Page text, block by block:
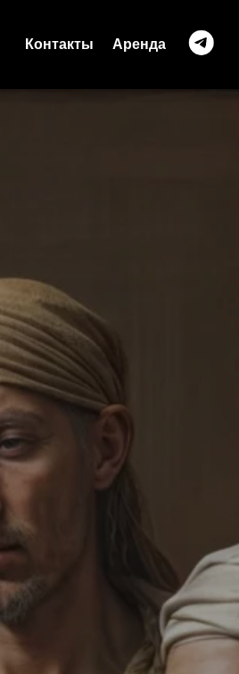
Контакты Аренда